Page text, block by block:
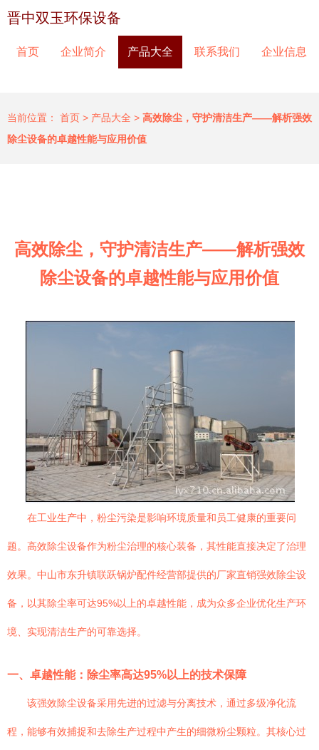
晋中双玉环保设备
首页 企业简介 产品大全 联系我们 企业信息
当前位置： 首页 > 产品大全 > 高效除尘，守护清洁生产——解析强效
除尘设备的卓越性能与应用价值
高效除尘，守护清洁生产——解析强效
除尘设备的卓越性能与应用价值
在工业生产中，粉尘污染是影响环境质量和员工健康的重要问
题。高效除尘设备作为粉尘治理的核心装备，其性能直接决定了治理
效果。中山市东升镇联跃锅炉配件经营部提供的厂家直销强效除尘设
备，以其除尘率可达95%以上的卓越性能，成为众多企业优化生产环
境、实现清洁生产的可靠选择。
一、卓越性能：除尘率高达95%以上的技术保障
该强效除尘设备采用先进的过滤与分离技术，通过多级净化流
程，能够有效捕捉和去除生产过程中产生的细微粉尘颗粒。其核心过